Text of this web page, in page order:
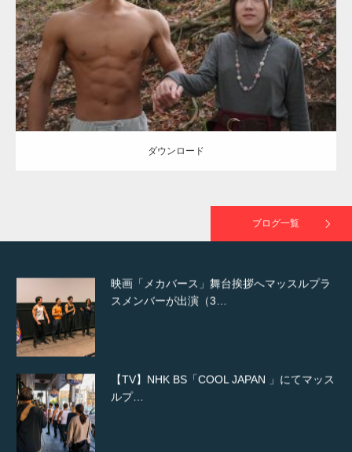
Category:公園のマッチョ その他 AKIHITO(細マッチョ) 大胸筋 腹筋
ダウンロード
ダウンロード
ブログ一覧
で紹介さ…
NHK「所さん！事件ですよ」に取材されまし
た（6/8放送）
映画「メカバース」舞台挨拶へマッスルプラ
スメンバーが出演（3…
【TV】NHK BS「COOL JAPAN 」にてマッス
ルプ…